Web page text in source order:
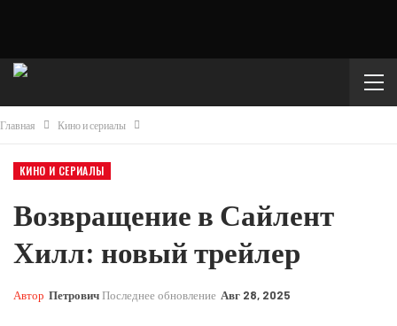
Главная Кино и сериалы
КИНО И СЕРИАЛЫ
Возвращение в Сайлент
Хилл: новый трейлер
Автор ПетровичПоследнее обновление Авг 28, 2025